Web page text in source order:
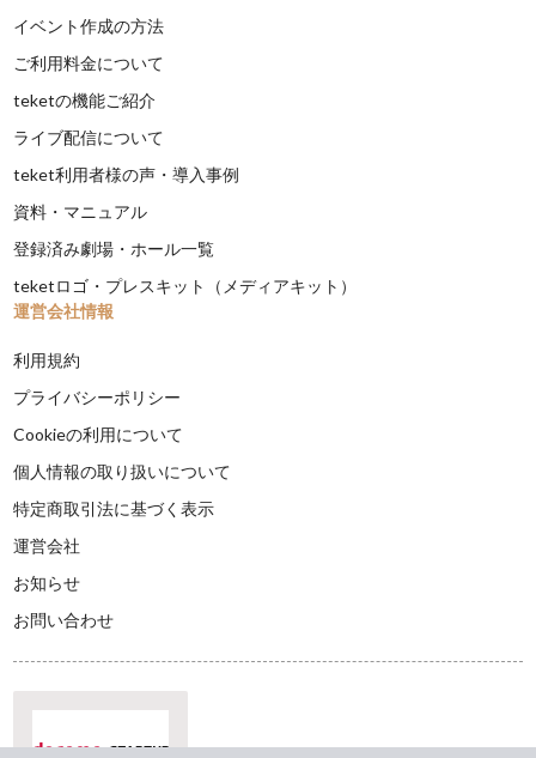
イベント作成の方法
ご利用料金について
teketの機能ご紹介
ライブ配信について
teket利用者様の声・導入事例
資料・マニュアル
登録済み劇場・ホール一覧
teketロゴ・プレスキット（メディアキット）
運営会社情報
利用規約
プライバシーポリシー
Cookieの利用について
個人情報の取り扱いについて
特定商取引法に基づく表示
運営会社
お知らせ
お問い合わせ